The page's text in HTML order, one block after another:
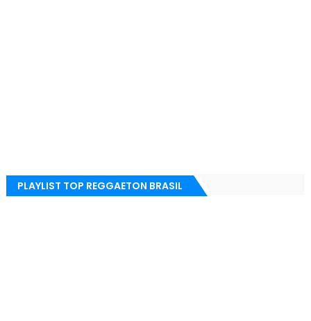
PLAYLIST TOP REGGAETON BRASIL